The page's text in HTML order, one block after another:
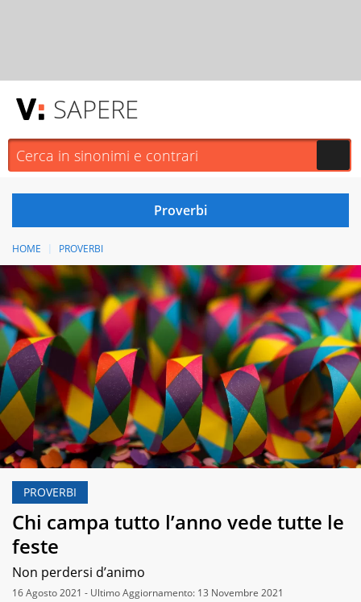
SAPERE
HOME PROVERBI
PROVERBI
Chi campa tutto l’anno vede tutte le
feste
Non perdersi d’animo
16 Agosto 2021 - Ultimo Aggiornamento: 13 Novembre 2021